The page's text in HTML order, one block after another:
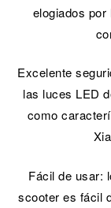
elogiados
Excelente
las luces LED
como
Fácil de usar:
scooter es fácil